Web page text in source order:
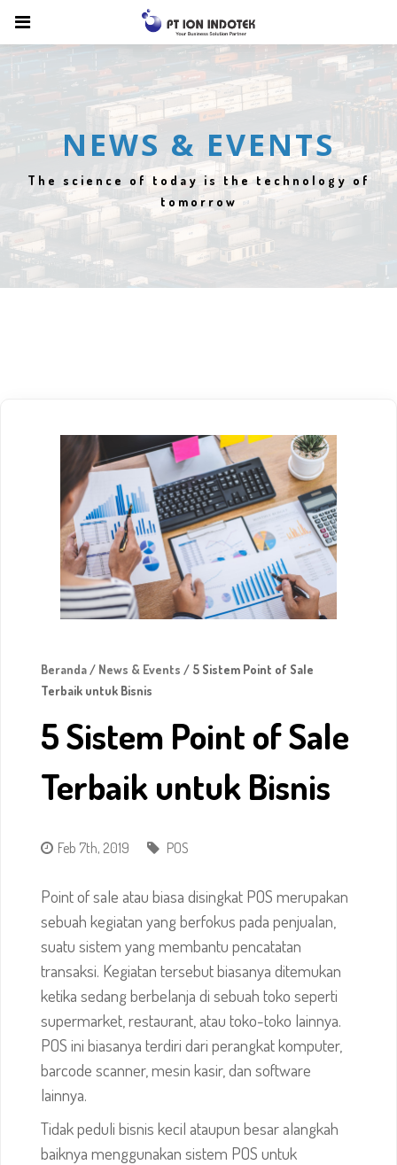
NEWS & EVENTS
The science of today is the technology of
tomorrow
Beranda / News & Events / 5 Sistem Point of Sale
Terbaik untuk Bisnis
5 Sistem Point of Sale
Terbaik untuk Bisnis
Feb 7th, 2019 POS
Point of sale atau biasa disingkat POS merupakan
sebuah kegiatan yang berfokus pada penjualan,
suatu sistem yang membantu pencatatan
transaksi. Kegiatan tersebut biasanya ditemukan
ketika sedang berbelanja di sebuah toko seperti
supermarket, restaurant, atau toko-toko lainnya.
POS ini biasanya terdiri dari perangkat komputer,
barcode scanner, mesin kasir, dan software
lainnya.
Tidak peduli bisnis kecil ataupun besar alangkah
baiknya menggunakan sistem POS untuk